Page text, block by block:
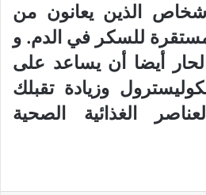
الذين يعانون من
للسكر في الدم. و
أيضا أن يساعد على
وزيادة تقبلك
الغذائية الصحية